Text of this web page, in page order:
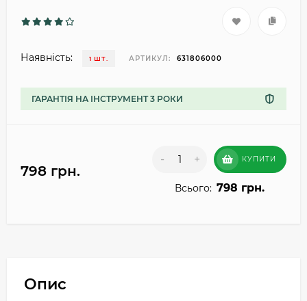
Наявність: 1 ШТ. АРТИКУЛ: 631806000
ГАРАНТІЯ НА ІНСТРУМЕНТ 3 РОКИ
798 грн.
- + КУПИТИ
Всього: 798 грн.
Опис